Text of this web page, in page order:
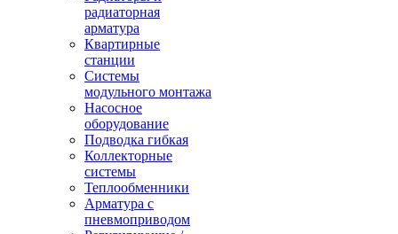
радиаторная
арматура
Квартирные
станции
Системы
модульного монтажа
Насосное
оборудование
Подводка гибкая
Коллекторные
системы
Теплообменники
Арматура с
пневмоприводом